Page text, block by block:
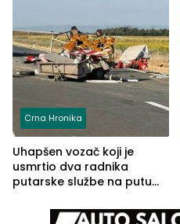
Crna Hronika
Uhapšen vozač koji je
usmrtio dva radnika
putarske službe na putu
(FOTO)